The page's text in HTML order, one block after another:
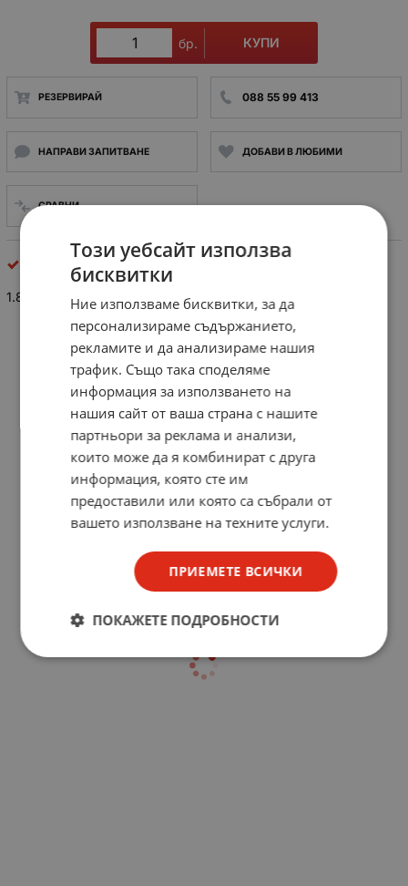
бр. КУПИ
РЕЗЕРВИРАЙ 088 55 99 413
НАПРАВИ ЗАПИТВАНЕ ДОБАВИ В ЛЮБИМИ
СРАВНИ
Неполярни кондензатори
1.8pF/63V
Този уебсайт използва
бисквитки
Ние използваме бисквитки, за да
персонализираме съдържанието,
рекламите и да анализираме нашия
трафик. Също така споделяме
информация за използването на
нашия сайт от ваша страна с нашите
партньори за реклама и анализи,
които може да я комбинират с друга
информация, която сте им
предоставили или която са събрали от
вашето използване на техните услуги.
ПРИЕМЕТЕ ВСИЧКИ
ПОКАЖЕТЕ ПОДРОБНОСТИ